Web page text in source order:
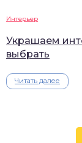
Интерьер
Украшаем
выбрать
Читать далее